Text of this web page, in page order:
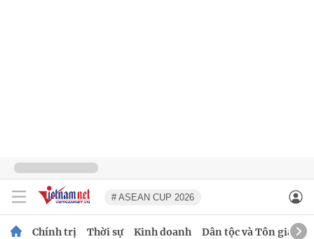
# ASEAN CUP 2026
Chính trị Thời sự Kinh doanh Dân tộc và Tôn giáo